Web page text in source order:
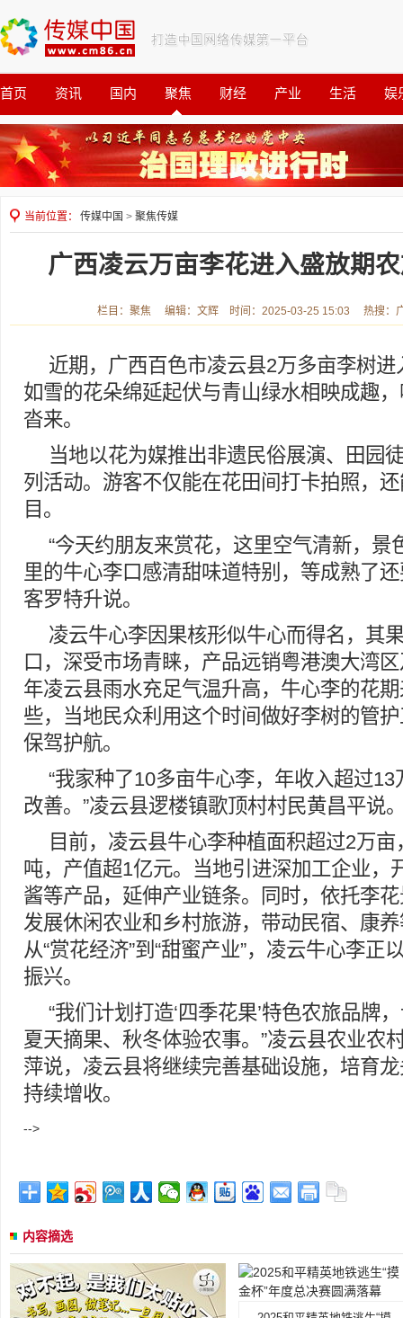
首页 资讯 国内 聚焦 财经 产业 生活 娱
观察 公益
当前位置： 传媒中国 > 聚焦传媒
广西凌云万亩李花进入盛放期
栏目：聚焦 编辑：文辉 时间：2025-03-25 15:03 热搜：
近期，广西百色市凌云县2万多亩李树
如雪的花朵绵延起伏与青山绿水相映成趣
沓来。
当地以花为媒推出非遗民俗展演、田园
列活动。游客不仅能在花田间打卡拍照，
目。
“今天约朋友来赏花，这里空气清新，景
里的牛心李口感清甜味道特别，等成熟了
客罗特升说。
凌云牛心李因果核形似牛心而得名，其
口，深受市场青睐，产品远销粤港澳大湾
年凌云县雨水充足气温升高，牛心李的花
些，当地民众利用这个时间做好李树的管
保驾护航。
“我家种了10多亩牛心李，年收入超过
改善。”凌云县逻楼镇歌顶村村民黄昌平说
目前，凌云县牛心李种植面积超过2万
吨，产值超1亿元。当地引进深加工企业，
酱等产品，延伸产业链条。同时，依托李
发展休闲农业和乡村旅游，带动民宿、康
从“赏花经济”到“甜蜜产业”，凌云牛心李正
振兴。
“我们计划打造‘四季花果’特色农旅品牌
夏天摘果、秋冬体验农事。”凌云县农业农
萍说，凌云县将继续完善基础设施，培育
持续增收。
-->
内容摘选